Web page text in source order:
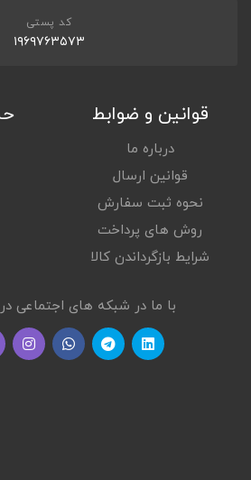
کد پستی
۱۹۶۹۷۶۳۵۷۳
قوانین و ضوابط
درباره ما
قوانین ارسال
نحوه ثبت سفارش
روش های پرداخت
شرایط بازگرداندن کالا
با ما در شبکه های اجتماعی